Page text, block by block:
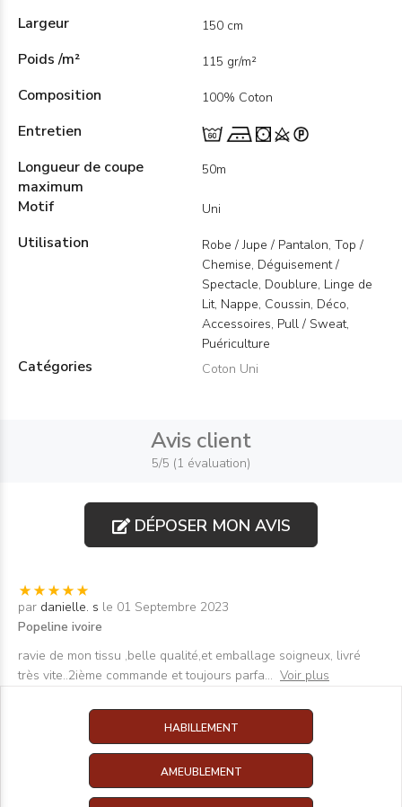
Largeur 150 cm
Poids /m² 115 gr/m²
Composition 100% Coton
Entretien
Longueur de coupe
maximum
50m
Motif Uni
Utilisation
Robe / Jupe / Pantalon, Top /
Chemise, Déguisement /
Spectacle, Doublure, Linge de
Lit, Nappe, Coussin, Déco,
Accessoires, Pull / Sweat,
Puériculture
Catégories Coton Uni
Avis client
5/5 (1 évaluation)
DÉPOSER MON AVIS
par danielle. s le 01 Septembre 2023
Popeline ivoire
ravie de mon tissu ,belle qualité,et emballage soigneux, livré
très vite..2ième commande et toujours parfa... Voir plus
HABILLEMENT
AMEUBLEMENT